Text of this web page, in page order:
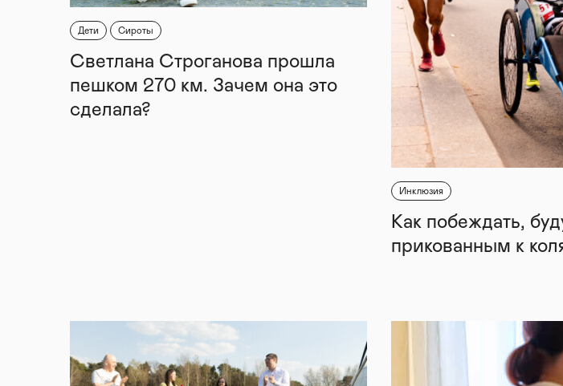
Дети Сироты
Светлана Строганова прошла
пешком 270 км. Зачем она это
сделала?
Инклюзия
Как побеждать,
прикованным к